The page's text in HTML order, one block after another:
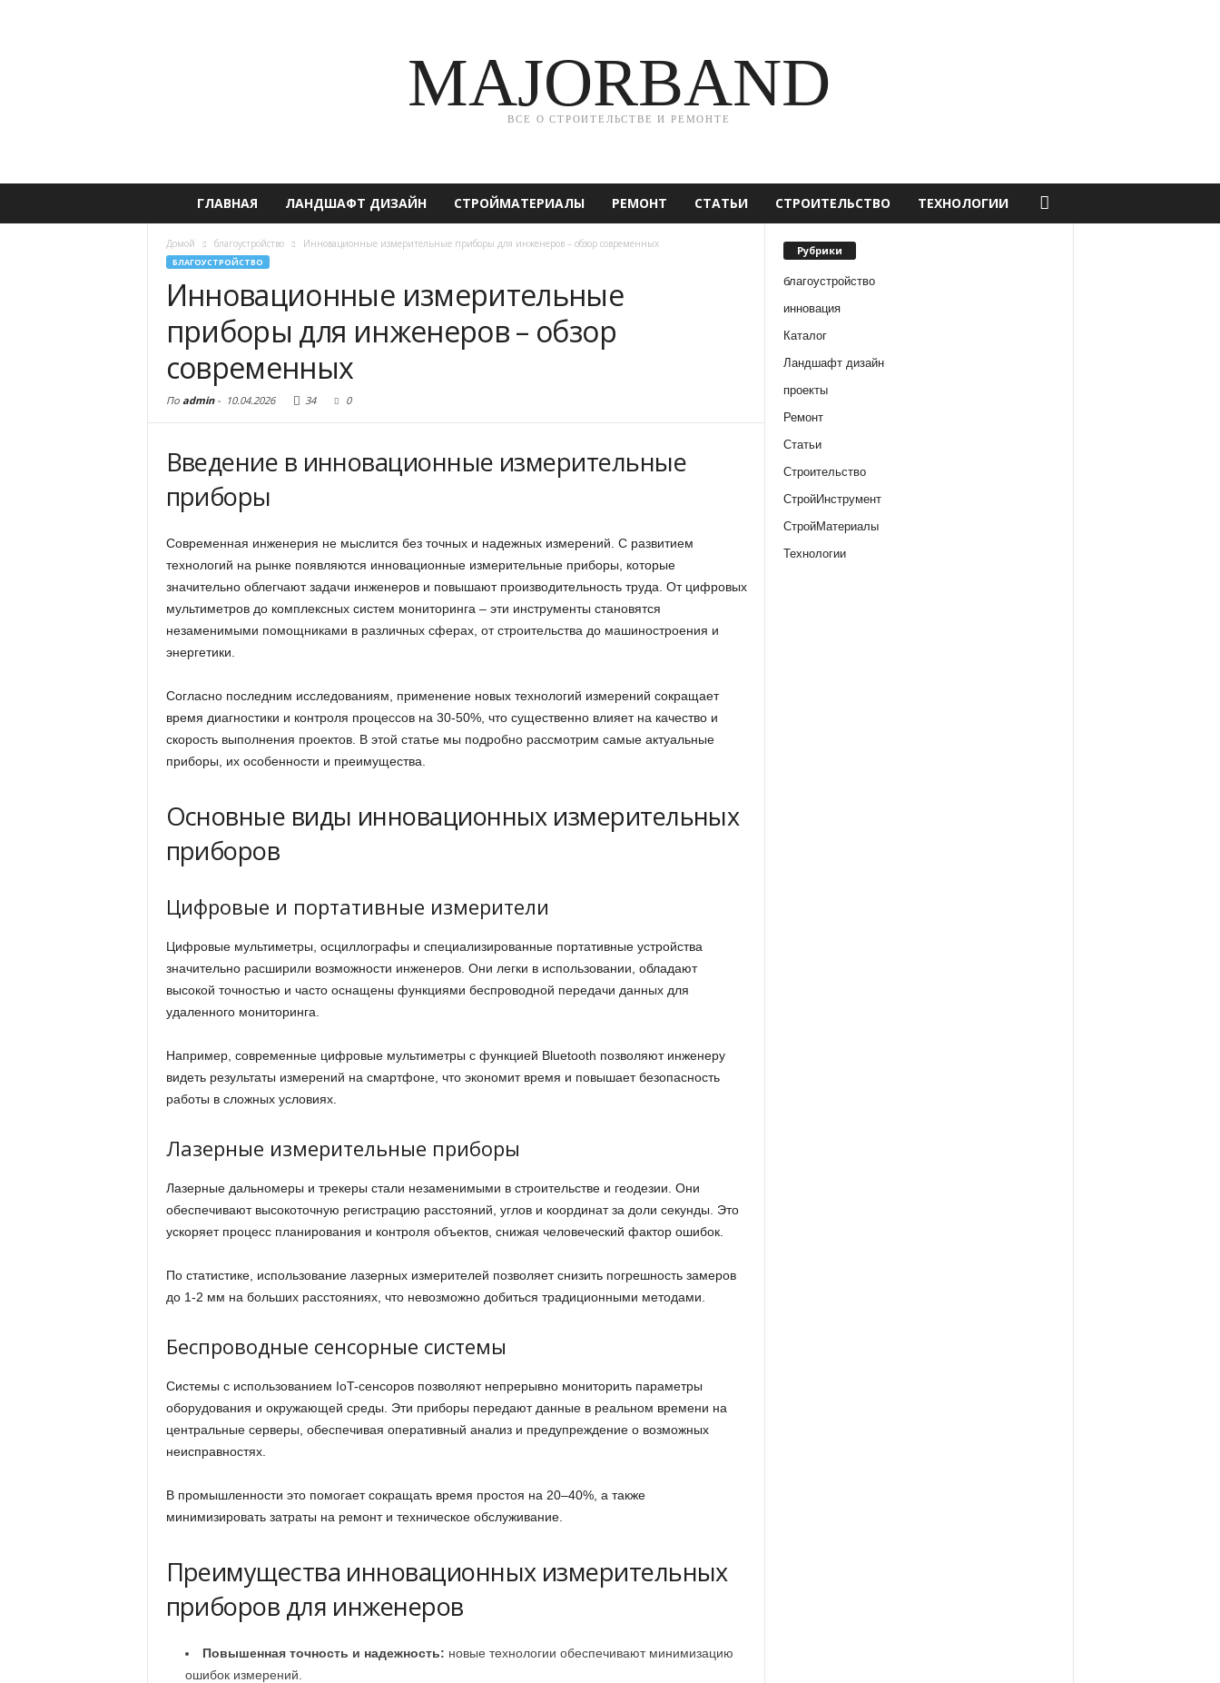
MAJORBAND
ВСЕ О СТРОИТЕЛЬСТВЕ И РЕМОНТЕ
ГЛАВНАЯ ЛАНДШАФТ ДИЗАЙН СТРОЙМАТЕРИАЛЫ РЕМОНТ СТАТЬИ СТРОИТЕЛЬСТВО ТЕХНОЛОГИИ
Домой благоустройство Инновационные измерительные приборы для инженеров – обзор современных
БЛАГОУСТРОЙСТВО
Инновационные измерительные
приборы для инженеров – обзор
современных
По admin- 10.04.2026 34 0
Введение в инновационные измерительные
приборы
Современная инженерия не мыслится без точных и надежных измерений. С развитием
технологий на рынке появляются инновационные измерительные приборы, которые
значительно облегчают задачи инженеров и повышают производительность труда. От цифровых
мультиметров до комплексных систем мониторинга – эти инструменты становятся
незаменимыми помощниками в различных сферах, от строительства до машиностроения и
энергетики.
Согласно последним исследованиям, применение новых технологий измерений сокращает
время диагностики и контроля процессов на 30-50%, что существенно влияет на качество и
скорость выполнения проектов. В этой статье мы подробно рассмотрим самые актуальные
приборы, их особенности и преимущества.
Основные виды инновационных измерительных
приборов
Цифровые и портативные измерители
Цифровые мультиметры, осциллографы и специализированные портативные устройства
значительно расширили возможности инженеров. Они легки в использовании, обладают
высокой точностью и часто оснащены функциями беспроводной передачи данных для
удаленного мониторинга.
Например, современные цифровые мультиметры с функцией Bluetooth позволяют инженеру
видеть результаты измерений на смартфоне, что экономит время и повышает безопасность
работы в сложных условиях.
Лазерные измерительные приборы
Лазерные дальномеры и трекеры стали незаменимыми в строительстве и геодезии. Они
обеспечивают высокоточную регистрацию расстояний, углов и координат за доли секунды. Это
ускоряет процесс планирования и контроля объектов, снижая человеческий фактор ошибок.
По статистике, использование лазерных измерителей позволяет снизить погрешность замеров
до 1-2 мм на больших расстояниях, что невозможно добиться традиционными методами.
Беспроводные сенсорные системы
Системы с использованием IoT-сенсоров позволяют непрерывно мониторить параметры
оборудования и окружающей среды. Эти приборы передают данные в реальном времени на
центральные серверы, обеспечивая оперативный анализ и предупреждение о возможных
неисправностях.
В промышленности это помогает сокращать время простоя на 20–40%, а также
минимизировать затраты на ремонт и техническое обслуживание.
Преимущества инновационных измерительных
приборов для инженеров
Повышенная точность и надежность: новые технологии обеспечивают минимизацию
ошибок измерений.
Рубрики
благоустройство
инновация
Каталог
Ландшафт дизайн
проекты
Ремонт
Статьи
Строительство
СтройИнструмент
СтройМатериалы
Технологии